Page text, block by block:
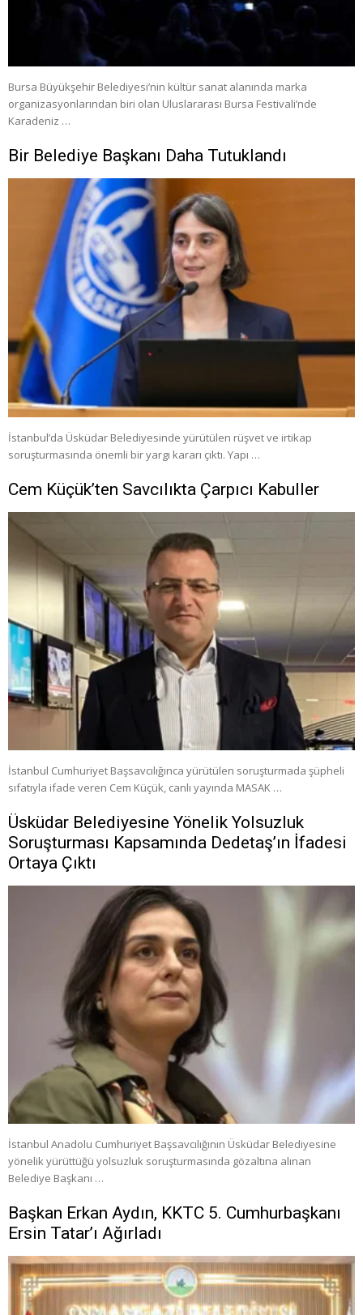
Bursa Büyükşehir Belediyesi’nin kültür sanat alanında marka
organizasyonlarından biri olan Uluslararası Bursa Festivali’nde
Karadeniz …
Bir Belediye Başkanı Daha Tutuklandı
İstanbul’da Üsküdar Belediyesinde yürütülen rüşvet ve irtikap
soruşturmasında önemli bir yargı kararı çıktı. Yapı …
Cem Küçük’ten Savcılıkta Çarpıcı Kabuller
İstanbul Cumhuriyet Başsavcılığınca yürütülen soruşturmada şüpheli
sıfatıyla ifade veren Cem Küçük, canlı yayında MASAK …
Üsküdar Belediyesine Yönelik Yolsuzluk
Soruşturması Kapsamında Dedetaş’ın İfadesi
Ortaya Çıktı
İstanbul Anadolu Cumhuriyet Başsavcılığının Üsküdar Belediyesine
yönelik yürüttüğü yolsuzluk soruşturmasında gözaltına alınan
Belediye Başkanı …
Başkan Erkan Aydın, KKTC 5. Cumhurbaşkanı
Ersin Tatar’ı Ağırladı